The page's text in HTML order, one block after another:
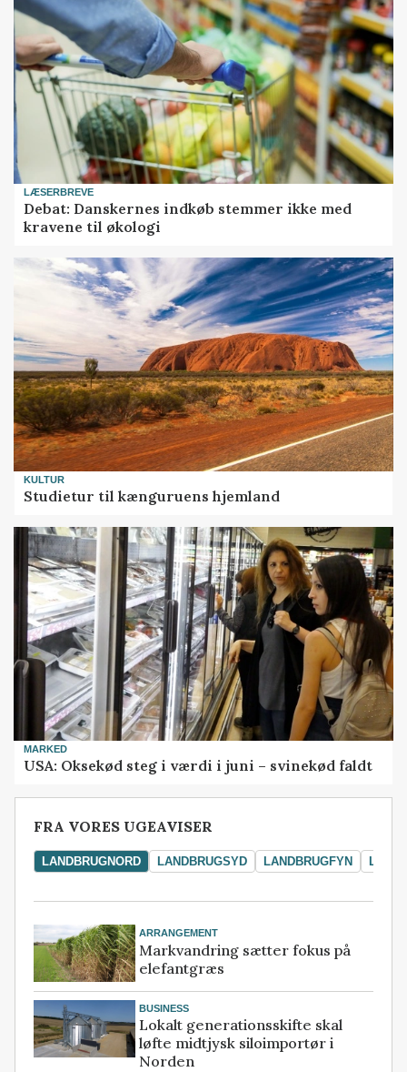
LÆSERBREVE
Debat: Danskernes indkøb stemmer ikke med
kravene til økologi
KULTUR
Studietur til kænguruens hjemland
MARKED
USA: Oksekød steg i værdi i juni – svinekød faldt
FRA VORES UGEAVISER
LANDBRUGNORD LANDBRUGSYD LANDBRUGFYN
ARRANGEMENT
Markvandring sætter fokus på
elefantgræs
BUSINESS
Lokalt generationsskifte skal
løfte midtjysk siloimportør i
Norden